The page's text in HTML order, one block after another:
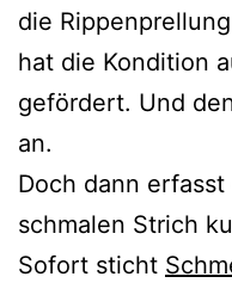
die
hat die Kondition
gefördert. Und
an.
Doch dann
schmalen Strich
Sofort sticht